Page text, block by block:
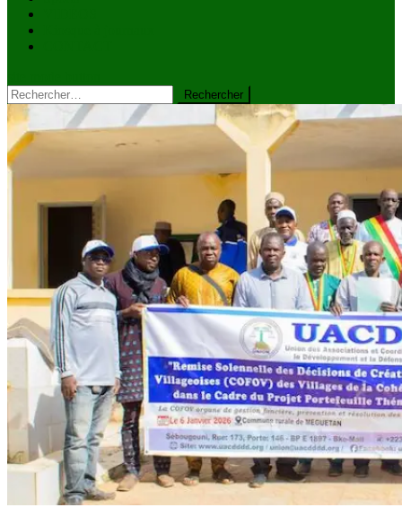
Rechercher :